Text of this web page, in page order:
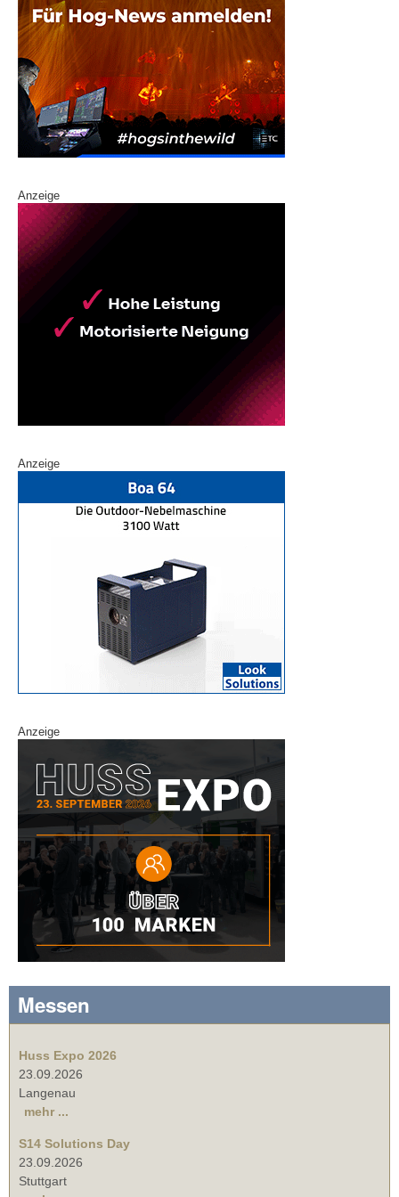
Anzeige
Anzeige
Anzeige
Messen
Huss Expo 2026
23.09.2026
Langenau
mehr ...
S14 Solutions Day
23.09.2026
Stuttgart